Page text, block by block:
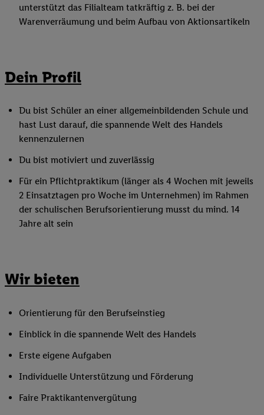
unterstützt das Filialteam tatkräftig z. B. bei der
Warenverräumung und beim Aufbau von Aktionsartikeln
Dein Profil
Du bist Schüler an einer allgemeinbildenden Schule und
hast Lust darauf, die spannende Welt des Handels
kennenzulernen
Du bist motiviert und zuverlässig
Für ein Pflichtpraktikum (länger als 4 Wochen mit jeweils
2 Einsatztagen pro Woche im Unternehmen) im Rahmen
der schulischen Berufsorientierung musst du mind. 14
Jahre alt sein
Wir bieten
Orientierung für den Berufseinstieg
Einblick in die spannende Welt des Handels
Erste eigene Aufgaben
Individuelle Unterstützung und Förderung
Faire Praktikantenvergütung